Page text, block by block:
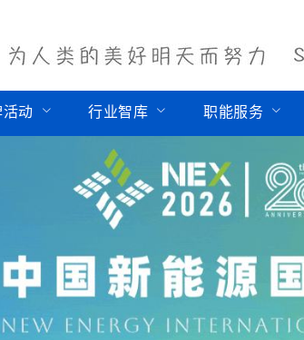
动 行业智库 职能服务